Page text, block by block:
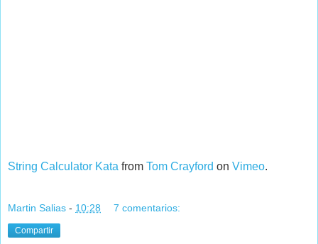
String Calculator Kata from Tom Crayford on Vimeo.
Martin Salias - 10:28 7 comentarios:
Compartir